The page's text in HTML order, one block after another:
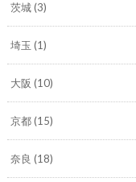
茨城(3)
埼玉 (1)
大阪 (10)
京都(15)
奈良 (18)